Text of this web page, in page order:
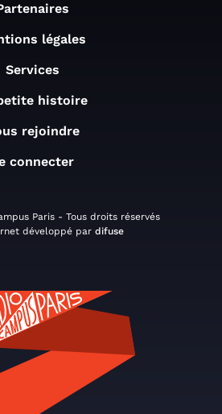
légales
Services
histoire
rejoindre
connecter
Paris - Tous droits réservés
développé par difuse